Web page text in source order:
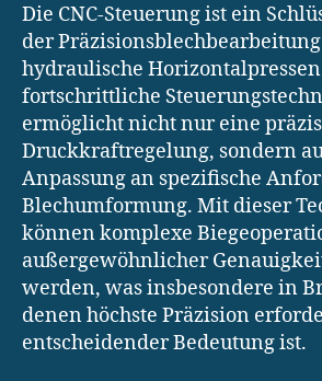
Die CNC-Steuerung ist ein
der
hydraulische
fortschrittliche
ermöglicht nicht nur eine
Druckkraftregelung, sondern
Anpassung an spezifische
Blechumformung. Mit dieser
können komplexe
außergewöhnlicher
werden, was insbesondere in
denen höchste Präzision
entscheidender Bedeutung ist.